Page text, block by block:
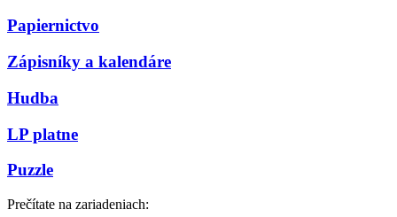
Papiernictvo
Zápisníky a kalendáre
Hudba
LP platne
Puzzle
Prečítate na zariadeniach: